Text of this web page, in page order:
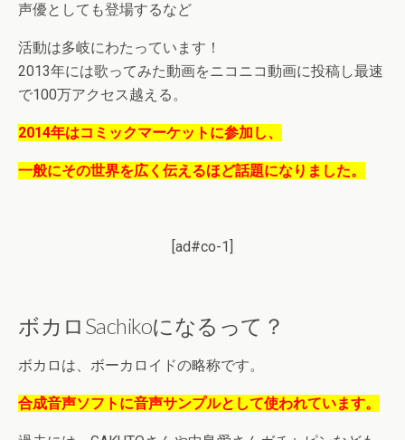
声優としても登場するなど
活動は多岐にわたっています！
2013年には歌ってみた動画をニコニコ動画に投稿し最速
で100万アクセス越える。
2014年はコミックマーケットに参加し、
一般にその世界を広く伝えるほど話題になりました。
[ad#co-1]
ボカロSachikoになるって？
ボカロは、ボーカロイドの略称です。
合成音声ソフトに音声サンプルとして使われています。